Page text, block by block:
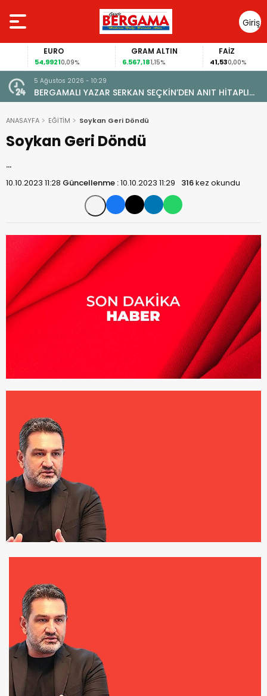
Giriş
Yap
EURO
54,99210,09%
GRAM ALTIN
6.567,181,15%
FAİZ
41,530,00%
5 Ağustos 2026 - 10:29
BERGAMALI YAZAR SERKAN SEÇKİN’DEN ANIT HİTAPLI
KİTAP: “PERGAMON’DAN ARTVİN’E”
ANASAYFA EĞİTİM Soykan Geri Döndü
Soykan Geri Döndü
…
10.10.2023 11:28 Güncellenme :10.10.2023 11:29 316kez okundu